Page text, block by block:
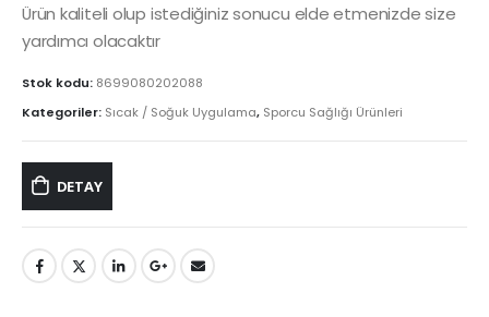
Ürün kaliteli olup istediğiniz sonucu elde etmenizde size
yardımcı olacaktır
Stok kodu: 8699080202088
Kategoriler: Sıcak / Soğuk Uygulama, Sporcu Sağlığı Ürünleri
DETAY